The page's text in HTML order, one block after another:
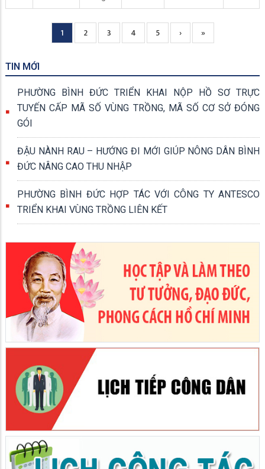
Current
page
1 Page
2 Page
3 Page
4 Page
5
Next
page
›
Trang
cuối
»
TIN MỚI
PHƯỜNG BÌNH ĐỨC TRIỂN KHAI NỘP HỒ SƠ TRỰC
TUYẾN CẤP MÃ SỐ VÙNG TRỒNG, MÃ SỐ CƠ SỞ ĐÓNG
GÓI
ĐẬU NÀNH RAU – HƯỚNG ĐI MỚI GIÚP NÔNG DÂN BÌNH
ĐỨC NÂNG CAO THU NHẬP
PHƯỜNG BÌNH ĐỨC HỢP TÁC VỚI CÔNG TY ANTESCO
TRIỂN KHAI VÙNG TRỒNG LIÊN KẾT